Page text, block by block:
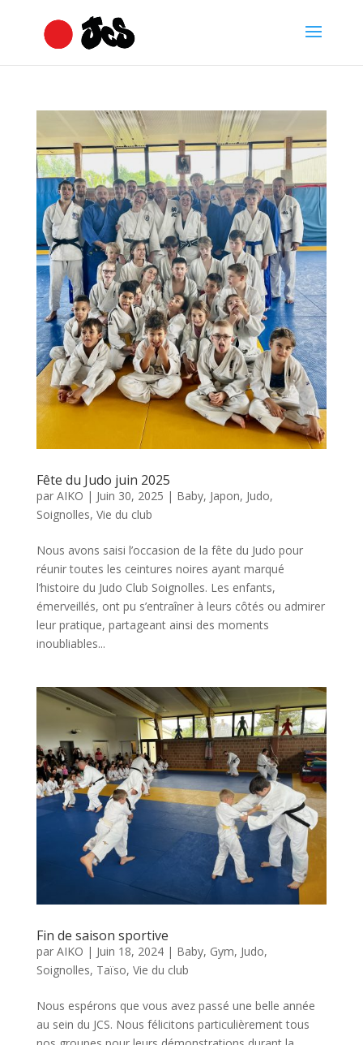
Fête du Judo juin 2025
par AIKO | Juin 30, 2025 | Baby, Japon, Judo,
Soignolles, Vie du club
Nous avons saisi l’occasion de la fête du Judo pour
réunir toutes les ceintures noires ayant marqué
l’histoire du Judo Club Soignolles. Les enfants,
émerveillés, ont pu s’entraîner à leurs côtés ou admirer
leur pratique, partageant ainsi des moments
inoubliables...
Fin de saison sportive
par AIKO | Juin 18, 2024| Baby, Gym, Judo,
Soignolles, Taïso, Vie du club
Nous espérons que vous avez passé une belle année
au sein du JCS. Nous félicitons particulièrement tous